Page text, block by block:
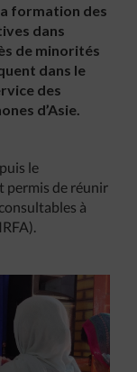
formation des
dans
de minorités
dans le
des
d’Asie.
le
permis de réunir
à